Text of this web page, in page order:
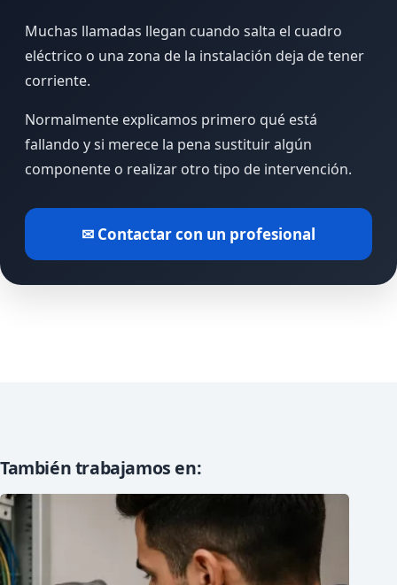
Muchas llamadas llegan cuando salta el cuadro
eléctrico o una zona de la instalación deja de tener
corriente.
Normalmente explicamos primero qué está
fallando y si merece la pena sustituir algún
componente o realizar otro tipo de intervención.
✉ Contactar con un profesional
También trabajamos en: